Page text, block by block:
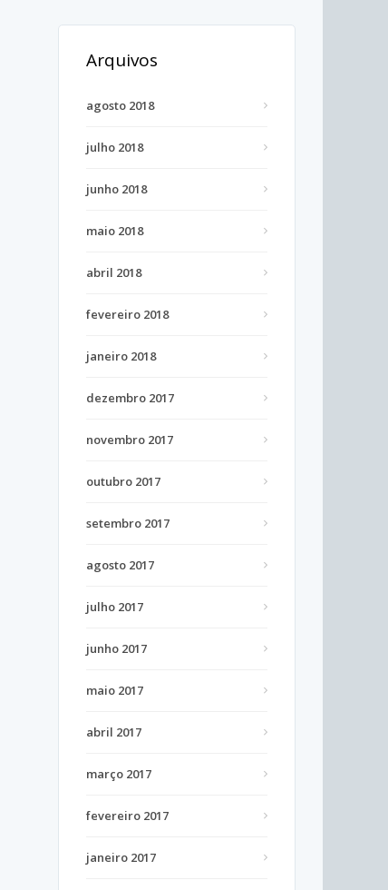
Arquivos
agosto 2018
julho 2018
junho 2018
maio 2018
abril 2018
fevereiro 2018
janeiro 2018
dezembro 2017
novembro 2017
outubro 2017
setembro 2017
agosto 2017
julho 2017
junho 2017
maio 2017
abril 2017
março 2017
fevereiro 2017
janeiro 2017